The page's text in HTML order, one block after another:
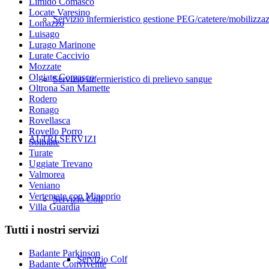
Servizio infermieristico gestione PEG/catetere/
Servizio infermieristico di prelievo sangue
ALTRI SERVIZI
Servizio Colf
Servizio Colf
Locate Varesino
Lomazzo
Luisago
Lurago Marinone
Lurate Caccivio
Mozzate
Olgiate Comasco
Oltrona San Mamette
Rodero
Ronago
Rovellasca
Rovello Porro
Solbiate
Turate
Uggiate Trevano
Valmorea
Veniano
Vertemate con Minoprio
Villa Guardia
Tutti i nostri servizi
Badante Parkinson
Badante Convivente